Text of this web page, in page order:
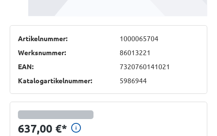
Artikelnummer:
1000065704
Werksnummer:
86013221
EAN:
7320760141021
Katalogartikelnummer:
5986944
637,00 €* Preisinformationen